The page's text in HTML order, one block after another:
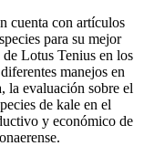
cuenta con artículos
para su mejor
Lotus Tenius en los
manejos en
la evaluación sobre el
de kale en el
y económico de